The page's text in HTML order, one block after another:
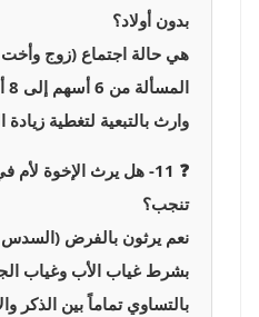
بدون أولاد؟
هي حالة اجتماع (زوج
وارث بالتبعية لتغطية
❓ 11- هل يرث الإخوة
تنجب؟
نعم يرثون بالفرض (السدس
بشرط غياب الأب وغياب
بالتساوي تماماً بين الذكر